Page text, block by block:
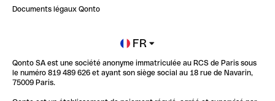
Impact de l'IA sur les carrières/productivité
Newsroom
Glossaire finance
Documents légaux Qonto
FR
Qonto SA est une société anonyme immatriculée au RCS de Paris sous
le numéro 819 489 626 et ayant son siège social au 18 rue de Navarin,
75009 Paris.